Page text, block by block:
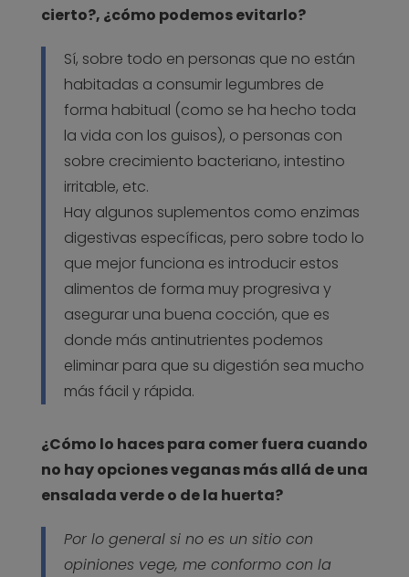
cierto?, ¿cómo podemos evitarlo?
Sí, sobre todo en personas que no están
habitadas a consumir legumbres de
forma habitual (como se ha hecho toda
la vida con los guisos), o personas con
sobre crecimiento bacteriano, intestino
irritable, etc.
Hay algunos suplementos como enzimas
digestivas específicas, pero sobre todo lo
que mejor funciona es introducir estos
alimentos de forma muy progresiva y
asegurar una buena cocción, que es
donde más antinutrientes podemos
eliminar para que su digestión sea mucho
más fácil y rápida.
¿Cómo lo haces para comer fuera cuando
no hay opciones veganas más allá de una
ensalada verde o de la huerta?
Por lo general si no es un sitio con
opiniones vege, me conformo con la